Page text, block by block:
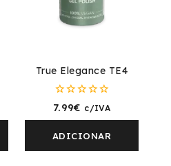
True Elegance TE4
0
fora
5
7.99€ c/IVA
ADICIONAR